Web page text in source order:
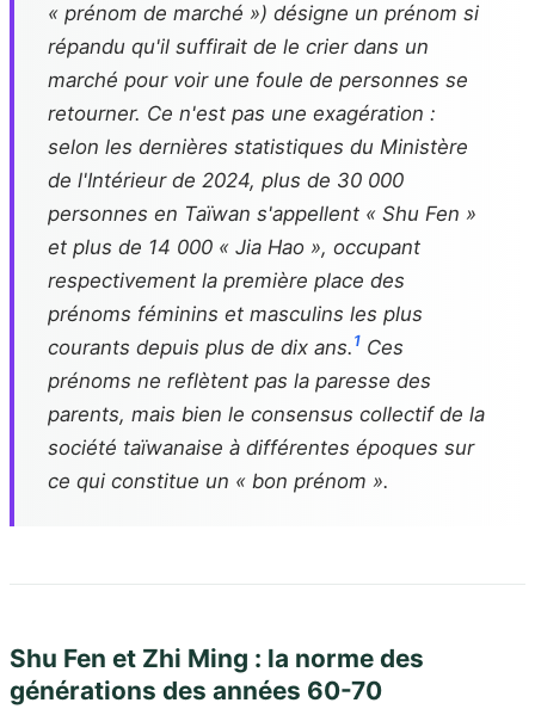
« prénom de marché ») désigne un prénom si
répandu qu'il suffirait de le crier dans un
marché pour voir une foule de personnes se
retourner. Ce n'est pas une exagération :
selon les dernières statistiques du Ministère
de l'Intérieur de 2024, plus de 30 000
personnes en Taïwan s'appellent « Shu Fen »
et plus de 14 000 « Jia Hao », occupant
respectivement la première place des
prénoms féminins et masculins les plus
courants depuis plus de dix ans. 1 Ces
prénoms ne reflètent pas la paresse des
parents, mais bien le consensus collectif de la
société taïwanaise à différentes époques sur
ce qui constitue un « bon prénom ».
Shu Fen et Zhi Ming : la norme des
générations des années 60-70